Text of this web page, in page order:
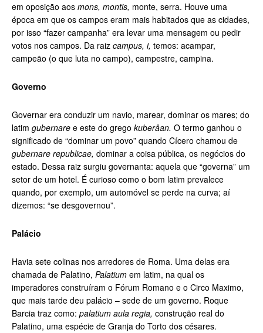
em oposição aos mons, montis, monte, serra. Houve uma
época em que os campos eram mais habitados que as cidades,
por isso “fazer campanha” era levar uma mensagem ou pedir
votos nos campos. Da raiz campus, i, temos: acampar,
campeão (o que luta no campo), campestre, campina.
Governo
Governar era conduzir um navio, marear, dominar os mares; do
latim gubernare e este do grego kuberâan. O termo ganhou o
significado de “dominar um povo” quando Cícero chamou de
gubernare republicae, dominar a coisa pública, os negócios do
estado. Dessa raiz surgiu governanta: aquela que “governa” um
setor de um hotel. É curioso como o bom latim prevalece
quando, por exemplo, um automóvel se perde na curva; aí
dizemos: “se desgovernou”.
Palácio
Havia sete colinas nos arredores de Roma. Uma delas era
chamada de Palatino, Palatium em latim, na qual os
imperadores construíram o Fórum Romano e o Circo Maximo,
que mais tarde deu palácio – sede de um governo. Roque
Barcia traz como: palatium aula regia, construção real do
Palatino, uma espécie de Granja do Torto dos césares.